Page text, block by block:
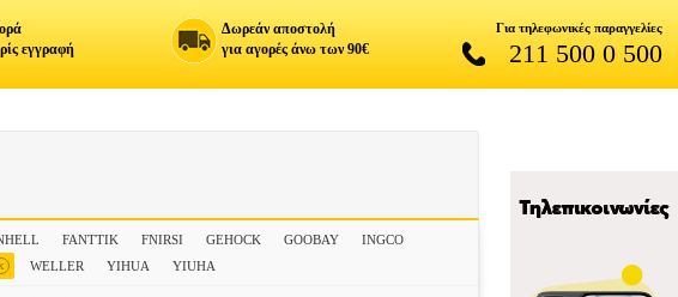
εγγραφή
Δωρεάν αποστολή
για αγορές άνω των 90€
Για τηλεφωνικές παραγγελίες
211 500 0 500
FANTTIK FNIRSI GEHOCK GOOBAY
INGCO
WELLER YIHUA YIUHA